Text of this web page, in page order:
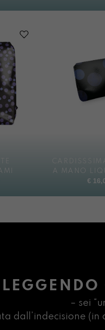
A MANO
€
– sei
dall’indecisione